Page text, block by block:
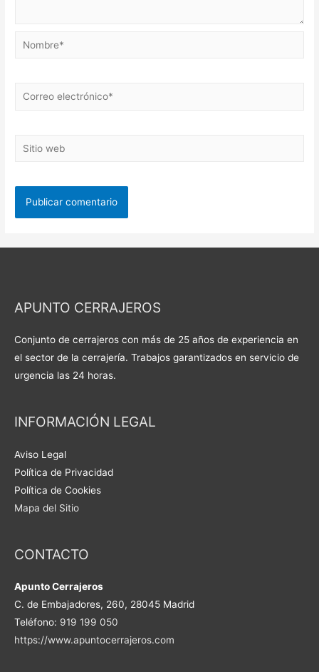
Nombre*
Correo
Sitio
APUNTO CERRAJEROS
Conjunto de cerrajeros con más de 25 años de experiencia en
el sector de la cerrajería. Trabajos garantizados en servicio de
urgencia las 24 horas.
INFORMACIÓN LEGAL
Aviso Legal
Política de Privacidad
Política de Cookies
Mapa del Sitio
CONTACTO
Apunto Cerrajeros
C. de Embajadores, 260, 28045 Madrid
Teléfono: 919 199 050
https://www.apuntocerrajeros.com